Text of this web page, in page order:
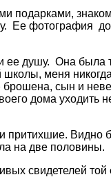
Ее фотография
ее душу. Она была
меня
сын и
дома уходить
притихшие. Видно
на две половины.
свидетелей